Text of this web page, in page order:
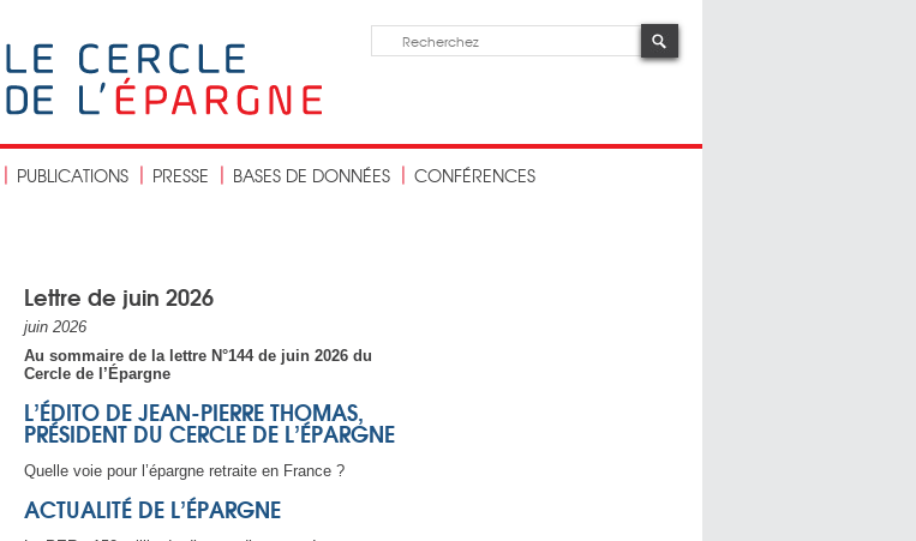
PUBLICATIONS PRESSE BASES DE DONNÉES
CONFÉRENCES
Lettre de juin 2026
juin 2026
Au sommaire de la lettre N°144 de juin 2026 du
Cercle de l’Épargne
L’ÉDITO DE JEAN-PIERRE THOMAS,
PRÉSIDENT DU CERCLE DE L’ÉPARGNE
Quelle voie pour l’épargne retraite en France ?
ACTUALITÉ DE L’ÉPARGNE